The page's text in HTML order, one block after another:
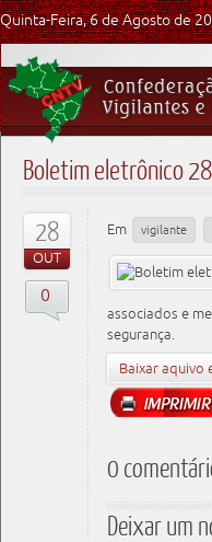
Quinta-Feira, 6 de Agosto de
Boletim eletrônico
28
OUT
0
Em vigilante
associados e
segurança.
Baixar aquivo
0
Deixar um